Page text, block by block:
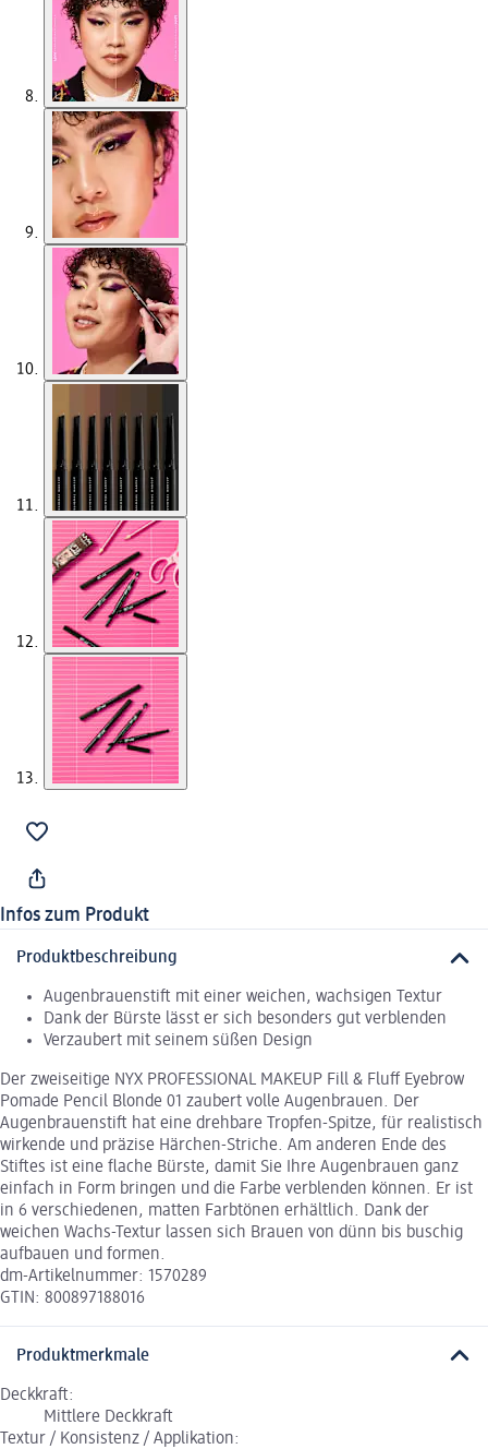
Infos zum Produkt
Produktbeschreibung
Augenbrauenstift mit einer weichen, wachsigen Textur
Dank der Bürste lässt er sich besonders gut verblenden
Verzaubert mit seinem süßen Design
Der zweiseitige NYX PROFESSIONAL MAKEUP Fill & Fluff Eyebrow
Pomade Pencil Blonde 01 zaubert volle Augenbrauen. Der
Augenbrauenstift hat eine drehbare Tropfen-Spitze, für realistisch
wirkende und präzise Härchen-Striche. Am anderen Ende des
Stiftes ist eine flache Bürste, damit Sie Ihre Augenbrauen ganz
einfach in Form bringen und die Farbe verblenden können. Er ist
in 6 verschiedenen, matten Farbtönen erhältlich. Dank der
weichen Wachs-Textur lassen sich Brauen von dünn bis buschig
aufbauen und formen.
dm-Artikelnummer: 1570289
GTIN: 800897188016
Produktmerkmale
Deckkraft:
Mittlere Deckkraft
Textur / Konsistenz / Applikation: